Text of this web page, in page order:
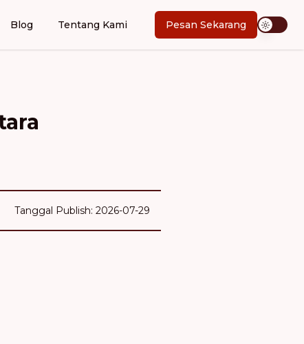
Blog Tentang Kami Pesan Sekarang
Tanggal Publish: 2026-07-29